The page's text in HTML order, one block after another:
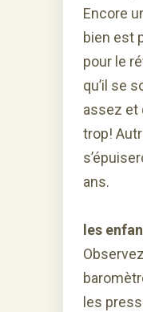
Encore
bien est
pour le
qu’il se
assez et
trop!
ans.
les
les